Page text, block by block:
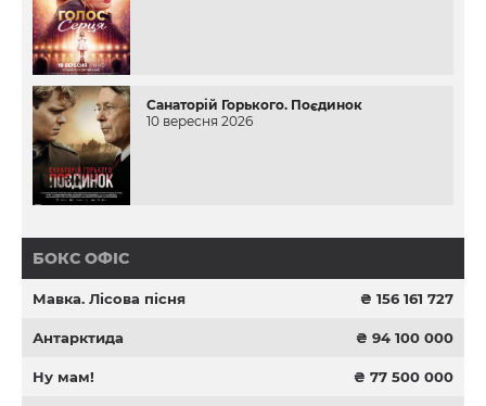
Санаторій Горького. Поєдинок
10 вересня 2026
БОКС ОФІС
Мавка. Лісова пісня ₴ 156 161 727
Антарктида ₴ 94 100 000
Ну мам! ₴ 77 500 000